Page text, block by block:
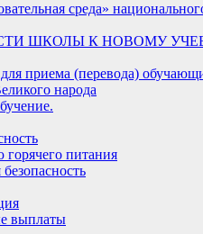
среда»
ШКОЛЫ К НОВОМУ
приема (перевода)
народа
питания
выплаты